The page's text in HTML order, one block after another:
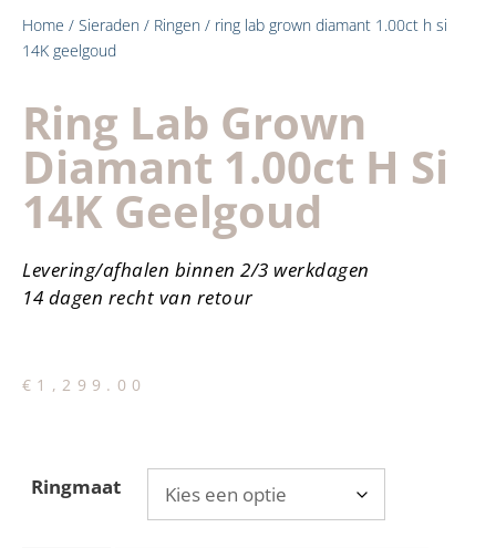
Home / Sieraden / Ringen / ring lab grown diamant 1.00ct h si
14K geelgoud
Ring Lab Grown
Diamant 1.00ct H Si
14K Geelgoud
Levering/afhalen binnen 2/3 werkdagen
14 dagen recht van retour
€ 1,299.00
Ringmaat